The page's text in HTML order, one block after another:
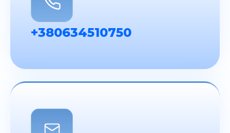
+380634510750